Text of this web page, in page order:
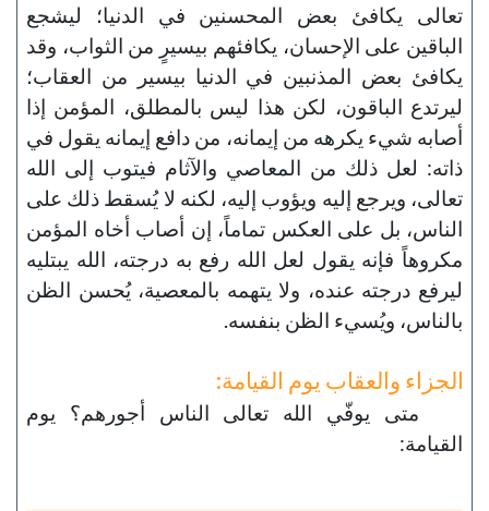
تعالى يكافئ بعض المحسنين في الدنيا؛ ليشجع
الباقين على الإحسان، يكافئهم بيسيرٍ من الثواب، وقد
يكافئ بعض المذنبين في الدنيا بيسير من العقاب؛
ليرتدع الباقون، لكن هذا ليس بالمطلق، المؤمن إذا
أصابه شيء يكرهه من إيمانه، من دافع إيمانه يقول في
ذاته: لعل ذلك من المعاصي والآثام فيتوب إلى الله
تعالى، ويرجع إليه ويؤوب إليه، لكنه لا يُسقط ذلك على
الناس، بل على العكس تماماً، إن أصاب أخاه المؤمن
مكروهاً فإنه يقول لعل الله رفع به درجته، الله يبتليه
ليرفع درجته عنده، ولا يتهمه بالمعصية، يُحسن الظن
بالناس، ويُسيء الظن بنفسه.
الجزاء والعقاب يوم القيامة:
متى يوفّي الله تعالى الناس أجورهم؟ يوم
القيامة: